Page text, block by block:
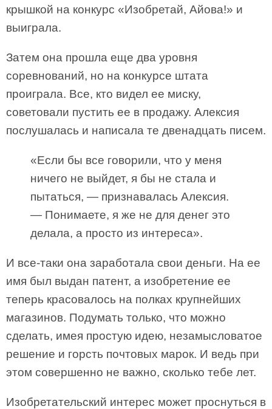
крышкой на конкурс «Изобретай, Айова!» и
выиграла.
Затем она прошла еще два уровня
соревнований, но на конкурсе штата
проиграла. Все, кто видел ее миску,
советовали пустить ее в продажу. Алексия
послушалась и написала те двенадцать писем.
«Если бы все говорили, что у меня
ничего не выйдет, я бы не стала и
пытаться, — признавалась Алексия.
— Понимаете, я же не для денег это
делала, а просто из интереса».
И все-таки она заработала свои деньги. На ее
имя был выдан патент, а изобретение ее
теперь красовалось на полках крупнейших
магазинов. Подумать только, что можно
сделать, имея простую идею, незамысловатое
решение и горсть почтовых марок. И ведь при
этом совершенно не важно, сколько тебе лет.
Изобретательский интерес может проснуться в